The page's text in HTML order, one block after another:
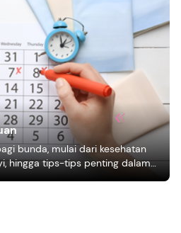
bunda, mulai dari kesehatan
hingga tips-tips penting dalam